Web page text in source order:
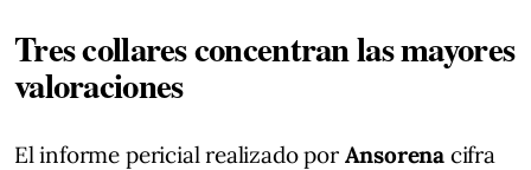
Tres collares concentran las mayores
valoraciones
El informe pericial realizado por Ansorena cifra